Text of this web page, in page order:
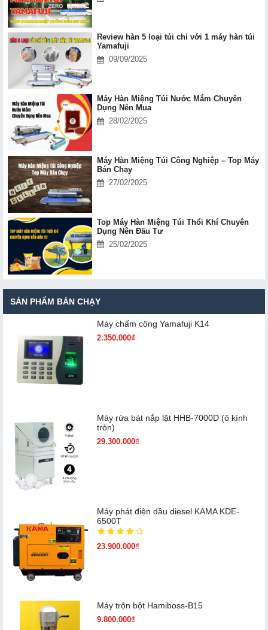
Review hàn 5 loại túi chỉ với 1 máy hàn túi
Yamafuji
09/09/2025
Máy Hàn Miệng Túi Nước Mắm Chuyên
Dụng Nên Mua
28/02/2025
Máy Hàn Miệng Túi Công Nghiệp – Top Máy
Bán Chạy
27/02/2025
Top Máy Hàn Miệng Túi Thổi Khí Chuyên
Dụng Nên Đầu Tư
25/02/2025
SẢN PHẨM BÁN CHẠY
Máy chấm cô​ng Yamafuji K14
2.350.000₫
Máy rửa bát nắp lật HHB-7000D (ô kính
tròn)
29.300.000₫
Máy phát điện dầu diesel KAMA KDE-
6500T
23.900.000₫
Máy trộn bột Hamiboss-B15
9.800.000₫